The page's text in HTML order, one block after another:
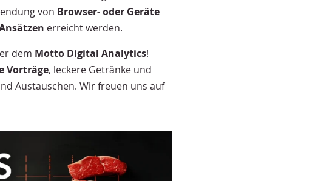
von Browser- oder Geräte
erreicht werden.
dem Motto Digital Analytics!
Vorträge, leckere Getränke und
Austauschen. Wir freuen uns auf